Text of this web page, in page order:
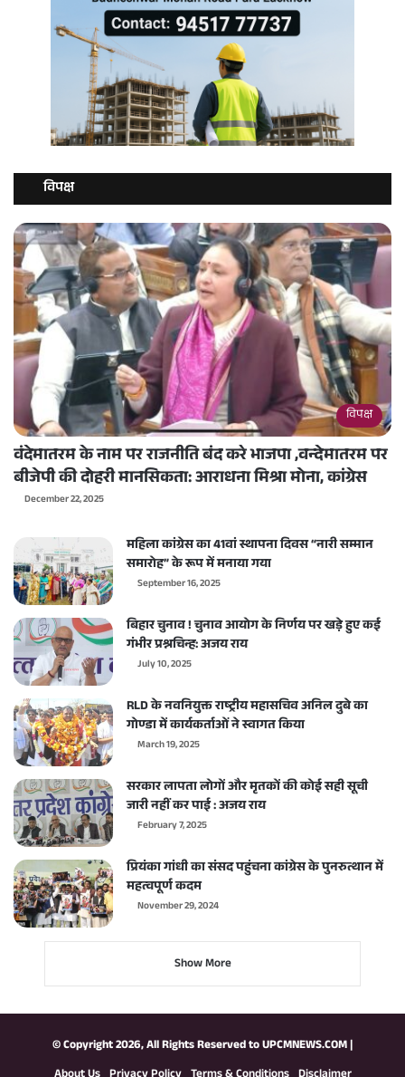
विपक्ष
विपक्ष
वंदेमातरम के नाम पर राजनीति बंद करे भाजपा ,वन्देमातरम पर
बीजेपी की दोहरी मानसिकता: आराधना मिश्रा मोना, कांग्रेस
December 22, 2025
महिला कांग्रेस का 41वां स्थापना दिवस “नारी सम्मान
समारोह” के रूप में मनाया गया
September 16, 2025
बिहार चुनाव ! चुनाव आयोग के निर्णय पर खड़े हुए कई
गंभीर प्रश्नचिन्ह: अजय राय
July 10, 2025
RLD के नवनियुक्त राष्ट्रीय महासचिव अनिल दुबे का
गोण्डा में कार्यकर्ताओं ने स्वागत किया
March 19, 2025
सरकार लापता लोगों और मृतकों की कोई सही सूची
जारी नहीं कर पाई : अजय राय
February 7, 2025
प्रियंका गांधी का संसद पहुंचना कांग्रेस के पुनरुत्थान में
महत्वपूर्ण कदम
November 29, 2024
Show More
© Copyright 2026, All Rights Reserved toUPCMNEWS.COM|